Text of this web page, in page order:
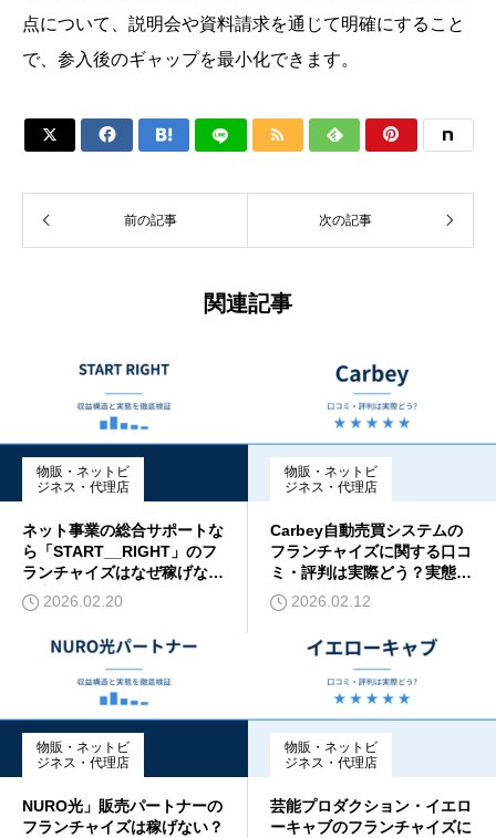
点について、説明会や資料請求を通じて明確にすること
で、参入後のギャップを最小化できます。
     
前の記事 次の記事
関連記事
物販・ネットビ
ジネス・代理店
ネット事業の総合サポートな
ら「START__RIGHT」のフ
ランチャイズはなぜ稼げない
と言われるのか？
2026.02.20
物販・ネットビ
ジネス・代理店
Carbey自動売買システムの
フランチャイズに関する口コ
ミ・評判は実際どう？実態を
検証2026.02.12
物販・ネットビ
ジネス・代理店
NURO光」販売パートナーの
フランチャイズは稼げない？
物販・ネットビ
ジネス・代理店
芸能プロダクション・イエロ
ーキャブのフランチャイズに